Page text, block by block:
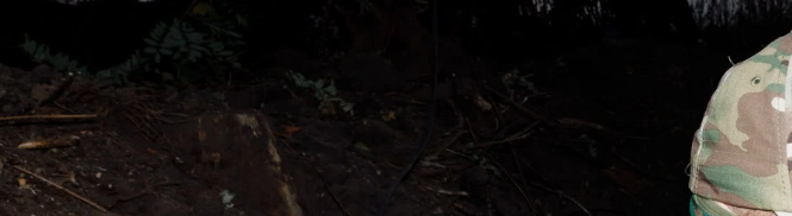
Медіакіт
Партнери проєкту та подяка
Редакційна політика | Копірайт
Документи